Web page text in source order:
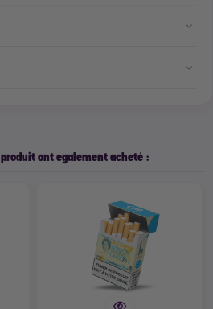
ont également acheté :